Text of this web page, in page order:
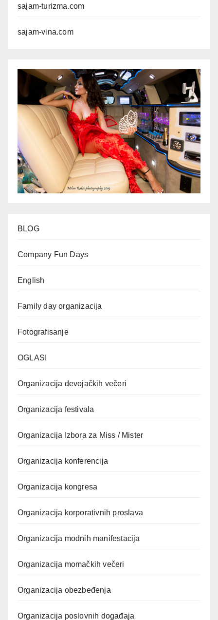
sajam-turizma.com
sajam-vina.com
BLOG
Company Fun Days
English
Family day organizacija
Fotografisanje
OGLASI
Organizacija devojačkih večeri
Organizacija festivala
Organizacija Izbora za Miss / Mister
Organizacija konferencija
Organizacija kongresa
Organizacija korporativnih proslava
Organizacija modnih manifestacija
Organizacija momačkih večeri
Organizacija obezbeđenja
Organizacija poslovnih događaja